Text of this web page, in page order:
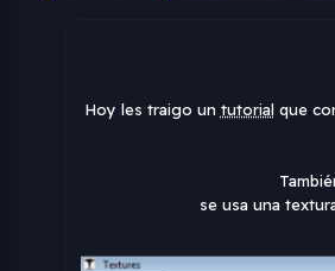
Hoy les traigo un tutorial que
se usa una